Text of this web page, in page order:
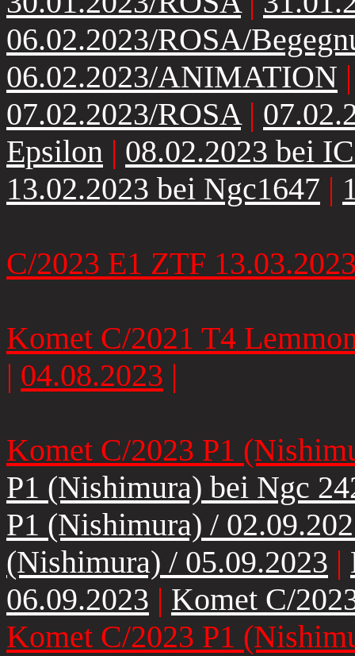
06.02.2023/ROSA/
06.02.2023/ANIMATION
07.02.2023/ROSA|
Epsilon | 08.02.2023 bei
13.02.2023 bei Ngc1647 |
C/2023 E1 ZTF
Komet C/2021 T4
| 04.08.2023 |
Komet C/2023 P1
P1 (Nishimura) bei Ngc
P1 (Nishimura) /
(Nishimura) / 05.09.2023 |
06.09.2023 | Komet C/
Komet C/2023 P1